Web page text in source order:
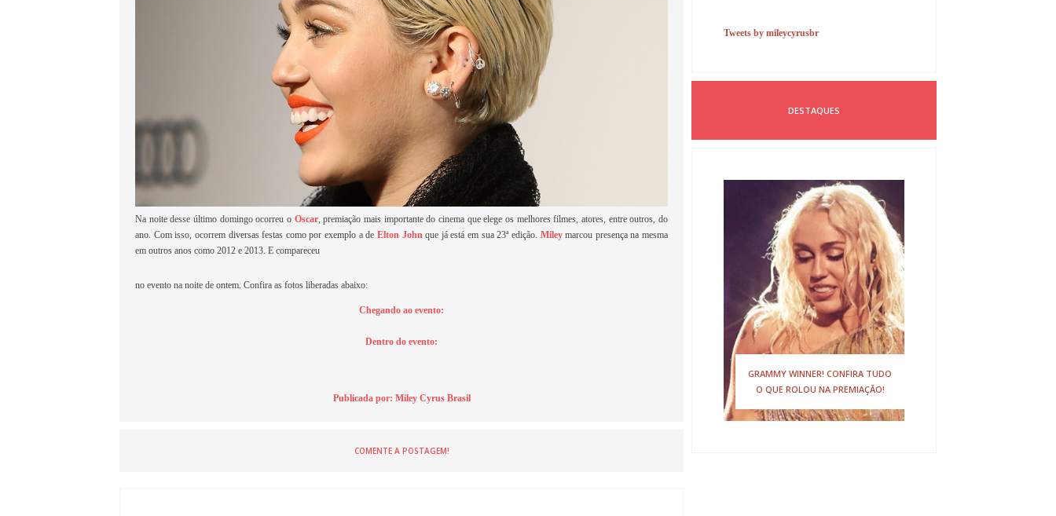
Na noite desse último domingo ocorreu o Oscar, premiação mais importante do cinema que elege os melhores filmes, atores, entre outros, do
ano. Com isso, ocorrem diversas festas como por exemplo a de Elton Johnque já está em sua 23ª edição. Mileymarcou presença na mesma
em outros anos como 2012 e 2013. E compareceu
no evento na noite de ontem. Confira as fotos liberadas abaixo:
Chegando ao evento:
Dentro do evento:
Publicada por: Miley Cyrus Brasil
COMENTE A POSTAGEM!
Tweets by mileycyrusbr
DESTAQUES
GRAMMY WINNER! CONFIRA TUDO
O QUE ROLOU NA PREMIAÇÃO!